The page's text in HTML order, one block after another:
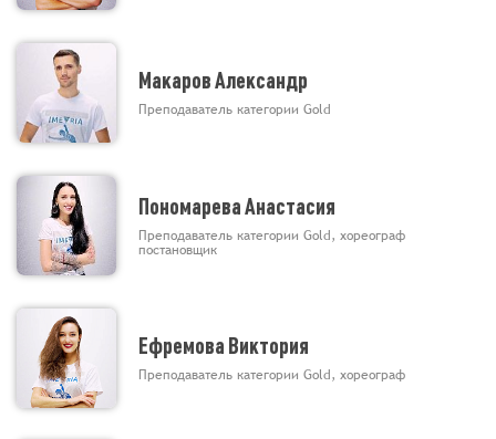
Макаров Александр
Преподаватель категории Gold
Пономарева Анастасия
Преподаватель категории Gold, хореограф
постановщик
Ефремова Виктория
Преподаватель категории Gold, хореограф